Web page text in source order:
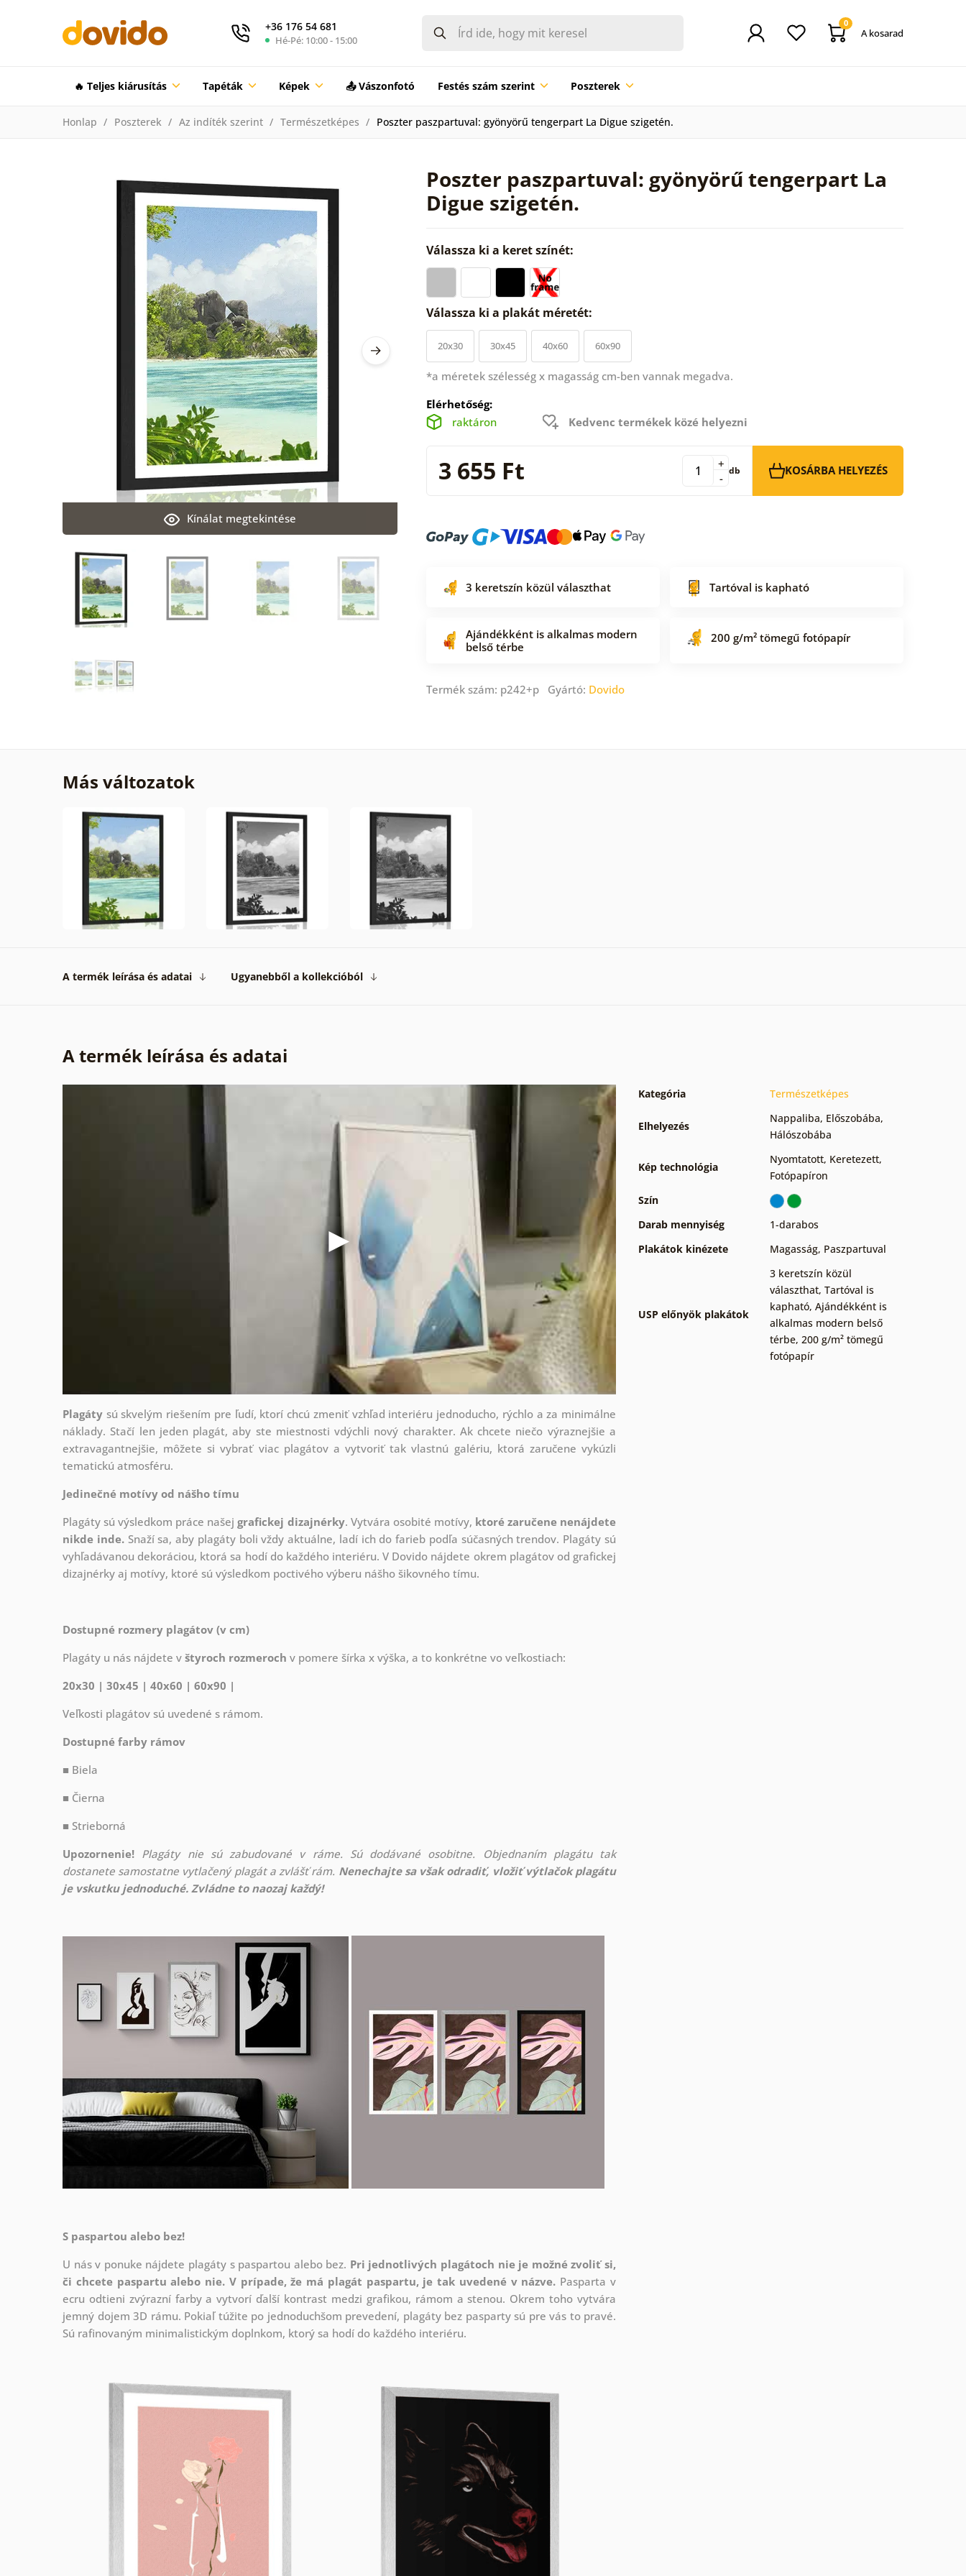
+36 176 54 681
Hé-Pé: 10:00 - 15:00
0
A kosarad
🔥 Teljes kiárusítás Tapéták Képek 📤 Vászonfotó Festés szám szerint Poszterek
Honlap Poszterek Az indíték szerint Természetképes Poszter paszpartuval: gyönyörű tengerpart La Digue szigetén.
Poszter paszpartuval: gyönyörű tengerpart La
Digue szigetén.
Kínálat megtekintése
Válassza ki a keret színét:
Válassza ki a plakát méretét:
20x30 30x45 40x60 60x90
*a méretek szélesség x magasság cm-ben vannak megadva.
Elérhetőség:
raktáron
Kedvenc termékek közé helyezni
3 655 Ft -
+ db KOSÁRBA HELYEZÉS
3 keretszín közül választhat Tartóval is kapható
Ajándékként is alkalmas modern
belső térbe
200 g/m² tömegű fotópapír
Termék szám: p242+p Gyártó: Dovido
Más változatok
A termék leírása és adatai Ugyanebből a kollekcióból
A termék leírása és adatai
Plagáty sú skvelým riešením pre ľudí, ktorí chcú zmeniť vzhľad interiéru jednoducho, rýchlo a za minimálne
náklady. Stačí len jeden plagát, aby ste miestnosti vdýchli nový charakter. Ak chcete niečo výraznejšie a
extravagantnejšie, môžete si vybrať viac plagátov a vytvoriť tak vlastnú galériu, ktorá zaručene vykúzli
tematickú atmosféru.
Jedinečné motívy od nášho tímu
Plagáty sú výsledkom práce našejgrafickej dizajnérky. Vytvára osobité motívy, ktoré zaručene nenájdete
nikde inde.Snaží sa, aby plagáty boli vždy aktuálne, ladí ich do farieb podľa súčasných trendov. Plagáty sú
vyhľadávanou dekoráciou, ktorá sa hodí do každého interiéru. V Dovido nájdete okrem plagátov od grafickej
dizajnérky aj motívy, ktoré sú výsledkom poctivého výberu nášho šikovného tímu.
Dostupné rozmery plagátov (v cm)
Plagáty u nás nájdete v štyroch rozmeroch v pomere šírka x výška, a to konkrétne vo veľkostiach:
20x30 | 30x45 | 40x60 | 60x90 |
Veľkosti plagátov sú uvedené s rámom.
Dostupné farby rámov
■ Biela
■ Čierna
■ Strieborná
Upozornenie! Plagáty nie sú zabudované v ráme. Sú dodávané osobitne. Objednaním plagátu tak
dostanete samostatne vytlačený plagát a zvlášť rám. Nenechajte sa však odradiť, vložiť výtlačok plagátu
je vskutku jednoduché. Zvládne to naozaj každý!
S paspartou alebo bez!
U nás v ponuke nájdete plagáty s paspartou alebo bez. Pri jednotlivých plagátoch nie je možné zvoliť si,
či chcete paspartu alebo nie. V prípade, že má plagát paspartu, je tak uvedené v názve. Pasparta v
ecru odtieni zvýrazní farby a vytvorí ďalší kontrast medzi grafikou, rámom a stenou. Okrem toho vytvára
jemný dojem 3D rámu. Pokiaľ túžite po jednoduchšom prevedení, plagáty bez pasparty sú pre vás to pravé.
Sú rafinovaným minimalistickým doplnkom, ktorý sa hodí do každého interiéru.
Kategória Természetképes
Elhelyezés
Nappaliba, Előszobába,
Hálószobába
Kép technológia
Nyomtatott, Keretezett,
Fotópapíron
Szín
Darab mennyiség
1-darabos
Plakátok kinézete
Magasság, Paszpartuval
USP előnyök plakátok
3 keretszín közül
választhat, Tartóval is
kapható, Ajándékként is
alkalmas modern belső
térbe, 200 g/m² tömegű
fotópapír